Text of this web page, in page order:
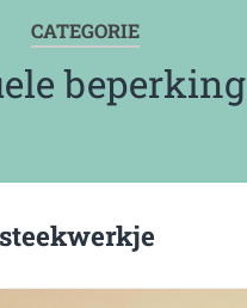
CATEGORIE
beperking